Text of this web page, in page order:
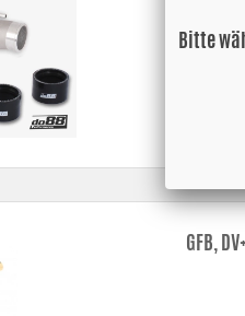
GFB,
Bitte